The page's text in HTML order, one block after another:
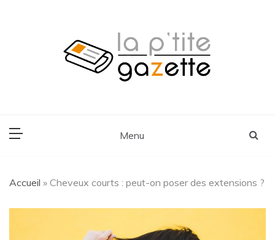
Menu
Accueil » Cheveux courts : peut-on poser des extensions ?